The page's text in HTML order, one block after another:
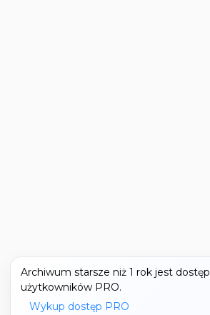
Archiwum starsze niż 1 rok jest
użytkowników PRO.
Wykup dostęp PRO